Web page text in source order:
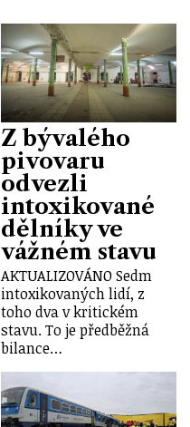
Z bývalého
pivovaru
odvezli
intoxikované
dělníky ve
vážném stavu
AKTUALIZOVÁNO Sedm
intoxikovaných lidí, z
toho dva v kritickém
stavu. To je předběžná
bilance…